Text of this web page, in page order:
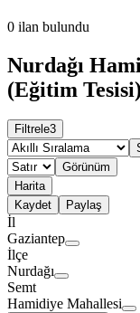
0 ilan bulundu
Nurdağı
(Eğitim
Filtrele3
Görünüm
Harita
Kaydet
Paylaş
İl
Gaziantep
İlçe
Nurdağı
Semt
Hamidiye Mahallesi